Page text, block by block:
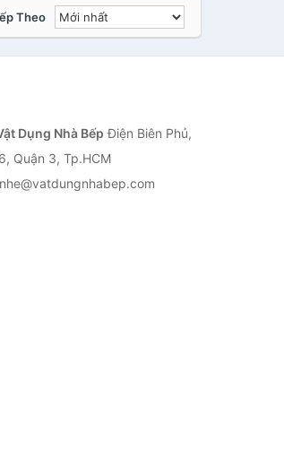
Theo
Dụng Nhà Bếp Điện Biên Phủ,
Quận 3, Tp.HCM